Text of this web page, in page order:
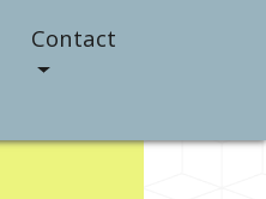
Contact